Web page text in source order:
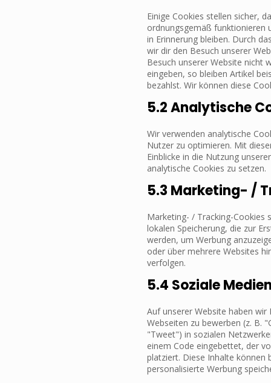
Einige Cookies stellen sicher,
ordnungsgemäß funktionieren
in Erinnerung bleiben. Durch
wir dir den Besuch unserer
Besuch unserer Website nicht
eingeben, so bleiben Artikel
bezahlst. Wir können diese
5.2 Analytische
Wir verwenden analytische
Nutzer zu optimieren. Mit
Einblicke in die Nutzung
analytische Cookies zu setzen.
5.3 Marketing- /
Marketing- / Tracking-Cookies
lokalen Speicherung, die zur
werden, um Werbung
oder über mehrere Websites
verfolgen.
5.4 Soziale
Auf unserer Website haben
Webseiten zu bewerben (z. B.
"Tweet") in sozialen
einem Code eingebettet, der
platziert. Diese Inhalte
personalisierte Werbung